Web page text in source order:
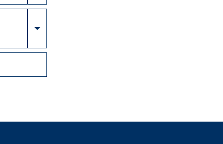
Toggle Dropdown